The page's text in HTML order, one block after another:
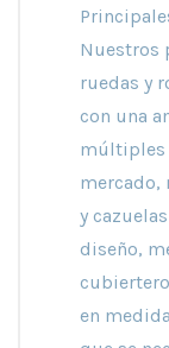
Nuestros
ruedas y
con una
múltiples
mercado,
y
diseño,
en